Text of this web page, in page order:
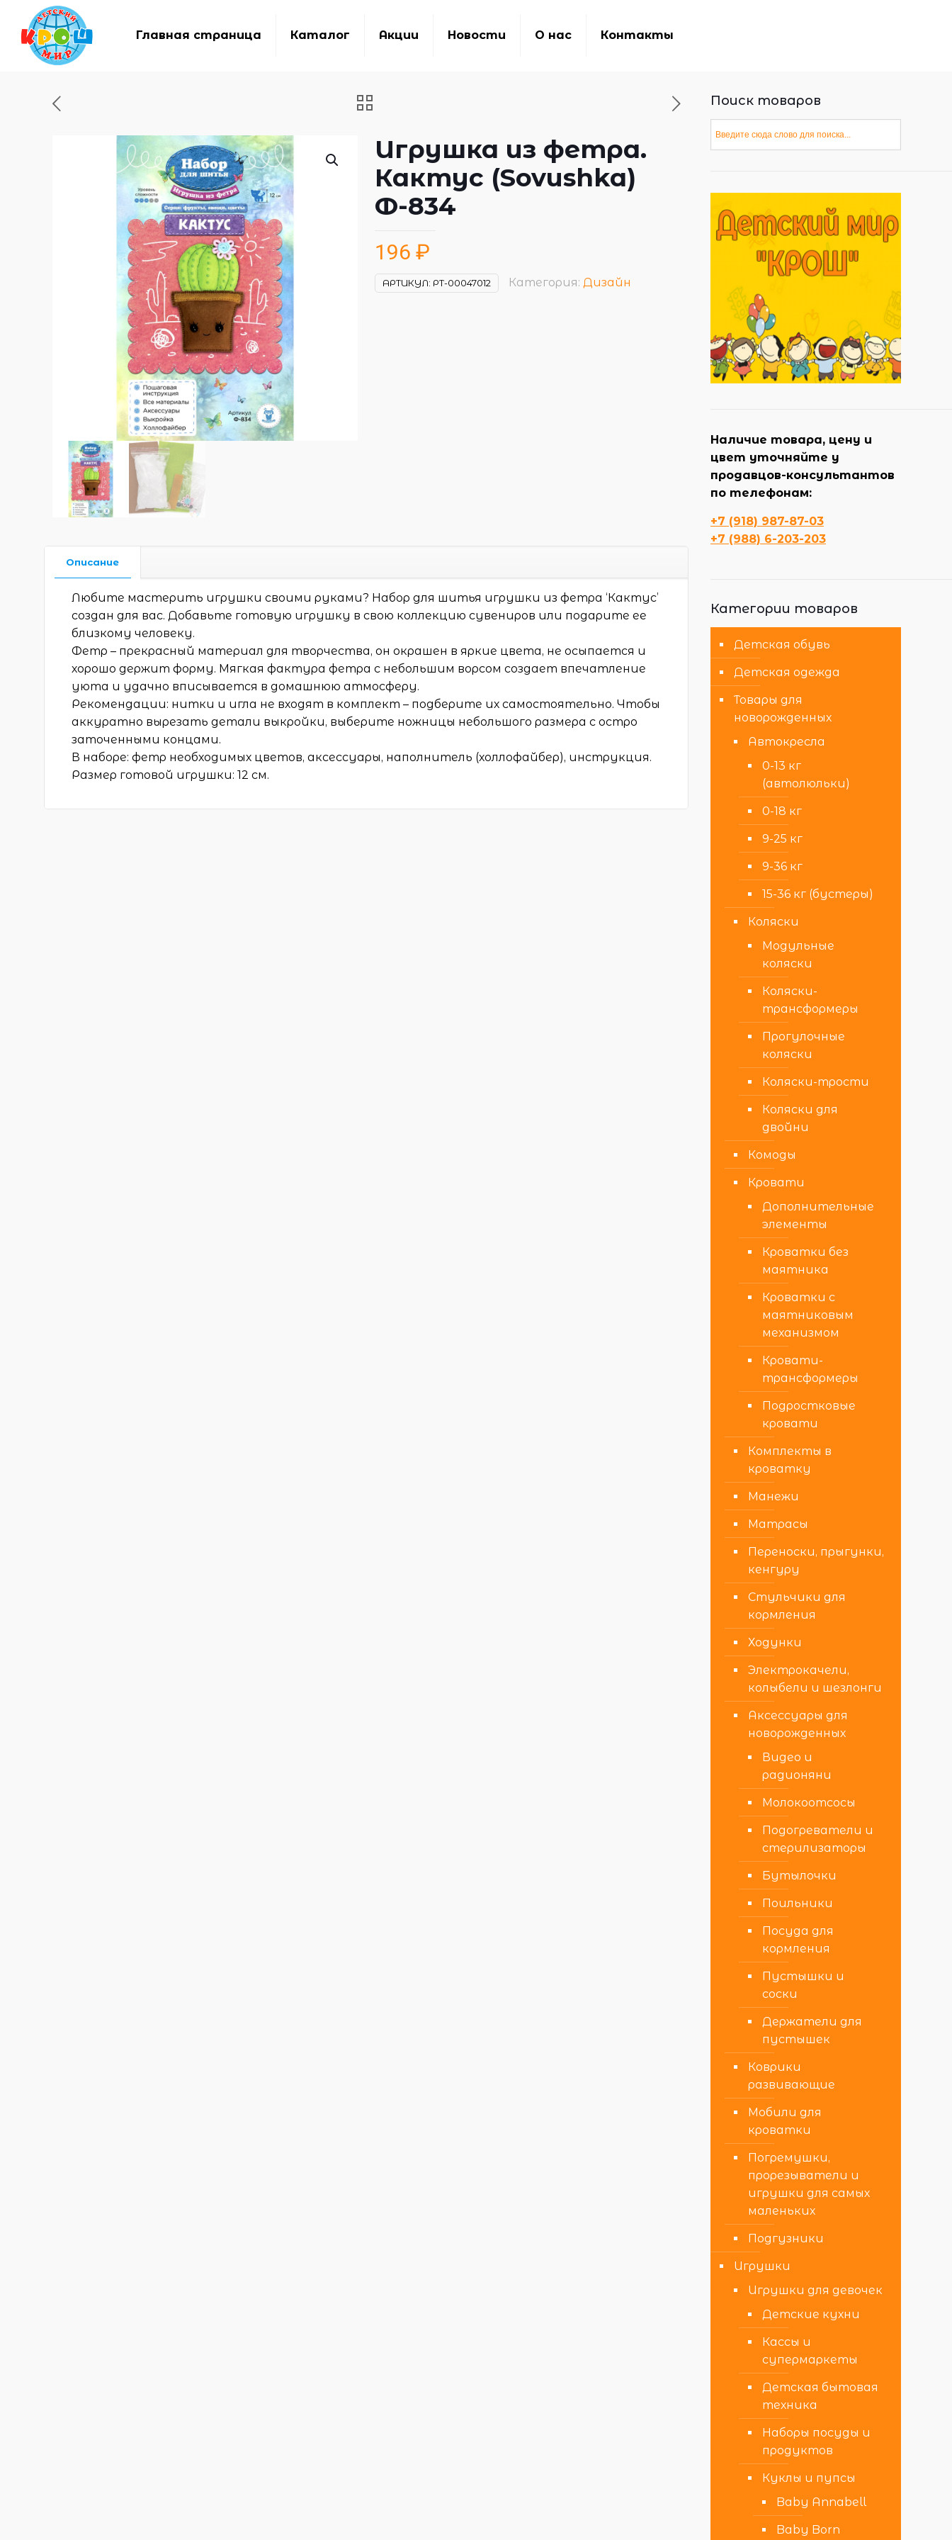
Главная страница Каталог Акции Новости О нас Контакты
Игрушка из фетра.
Кактус (Sovushka)
Ф-834
196 ₽
АРТИКУЛ: РТ-00047012 Категория: Дизайн
Описание
Любите мастерить игрушки своими руками? Набор для шитья игрушки из фетра ‘Кактус’
создан для вас. Добавьте готовую игрушку в свою коллекцию сувениров или подарите ее
близкому человеку.
Фетр – прекрасный материал для творчества, он окрашен в яркие цвета, не осыпается и
хорошо держит форму. Мягкая фактура фетра с небольшим ворсом создает впечатление
уюта и удачно вписывается в домашнюю атмосферу.
Рекомендации: нитки и игла не входят в комплект – подберите их самостоятельно. Чтобы
аккуратно вырезать детали выкройки, выберите ножницы небольшого размера с остро
заточенными концами.
В наборе: фетр необходимых цветов, аксессуары, наполнитель (холлофайбер), инструкция.
Размер готовой игрушки: 12 см.
Поиск товаров
Наличие товара, цену и
цвет уточняйте у
продавцов-консультантов
по телефонам:
+7 (918) 987-87-03
+7 (988) 6-203-203
Категории товаров
Детская обувь
Детская одежда
Товары для
новорожденных
Автокресла
0-13 кг
(автолюльки)
0-18 кг
9-25 кг
9-36 кг
15-36 кг (бустеры)
Коляски
Модульные
коляски
Коляски-
трансформеры
Прогулочные
коляски
Коляски-трости
Коляски для
двойни
Комоды
Кровати
Дополнительные
элементы
Кроватки без
маятника
Кроватки с
маятниковым
механизмом
Кровати-
трансформеры
Подростковые
кровати
Комплекты в
кроватку
Манежи
Матрасы
Переноски, прыгунки,
кенгуру
Стульчики для
кормления
Ходунки
Электрокачели,
колыбели и шезлонги
Аксессуары для
новорожденных
Видео и
радионяни
Молокоотсосы
Подогреватели и
стерилизаторы
Бутылочки
Поильники
Посуда для
кормления
Пустышки и
соски
Держатели для
пустышек
Коврики
развивающие
Мобили для
кроватки
Погремушки,
прорезыватели и
игрушки для самых
маленьких
Подгузники
Игрушки
Игрушки для девочек
Детские кухни
Кассы и
супермаркеты
Детская бытовая
техника
Наборы посуды и
продуктов
Куклы и пупсы
Baby Annabell
Baby Born